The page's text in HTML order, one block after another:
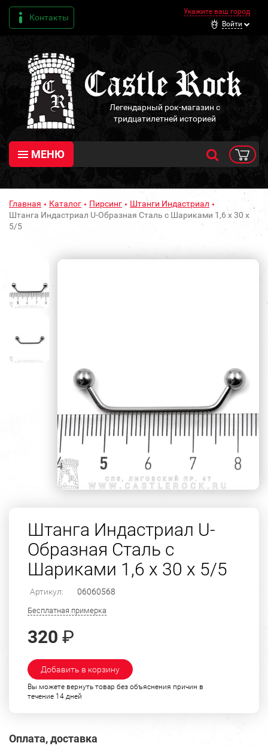
Контакты
Укажите ваш город
Войти
Легендарный рок-магазин с
тридцатилетней историей
МЕНЮ
Главная Каталог Пирсинг
Штанги Индастриал
Штанга Индастриал U-Образная Сталь с Шариками 1,6 х 30 х
5/5
Штанга Индастриал U-
Образная Сталь с
Шариками 1,6 х 30 х 5/5
Артикул: 06060568
Бесплатная примерка
320 ₽
Добавить в корзину
Вы можете вернуть товар без объяснения причин в
течение 14 дней
Оплата, доставка